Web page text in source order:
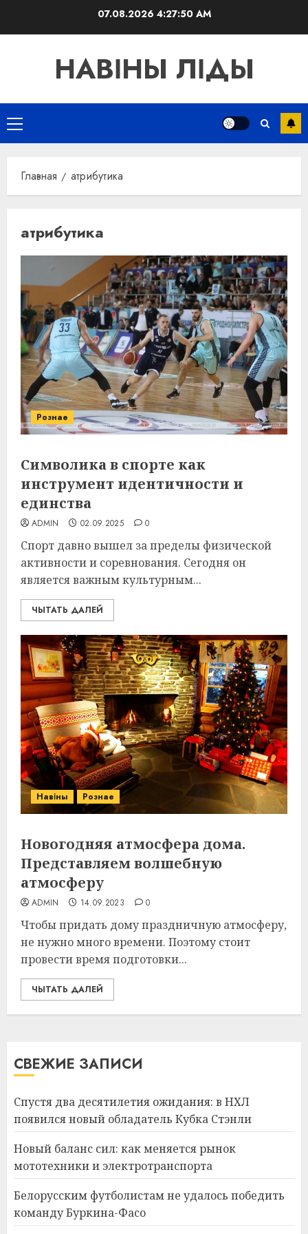
07.08.2026 4:27:50 AM
НАВІНЫ ЛІДЫ
Основное
меню
Главная атрибутика
атрибутика
Рознае
Символика в спорте как
инструмент идентичности и
единства
ADMIN 02.09.2025 0
Спорт давно вышел за пределы физической
активности и соревнования. Сегодня он
является важным культурным...
ЧЫТАТЬ ДАЛЕЙ
Навіны Рознае
Новогодняя атмосфера дома.
Представляем волшебную
атмосферу
ADMIN 14.09.2023 0
Чтобы придать дому праздничную атмосферу,
не нужно много времени. Поэтому стоит
провести время подготовки...
ЧЫТАТЬ ДАЛЕЙ
СВЕЖИЕ ЗАПИСИ
Спустя два десятилетия ожидания: в НХЛ
появился новый обладатель Кубка Стэнли
Новый баланс сил: как меняется рынок
мототехники и электротранспорта
Белорусским футболистам не удалось победить
команду Буркина-Фасо